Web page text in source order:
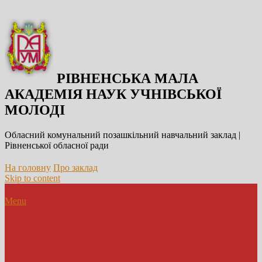
РІВНЕНСЬКА МАЛА
АКАДЕМІЯ НАУК УЧНІВСЬКОЇ
МОЛОДІ
Обласний комунальний позашкільний навчальний заклад |
Рівненської обласної ради
На головну Про заклад
Skip to content
Menu